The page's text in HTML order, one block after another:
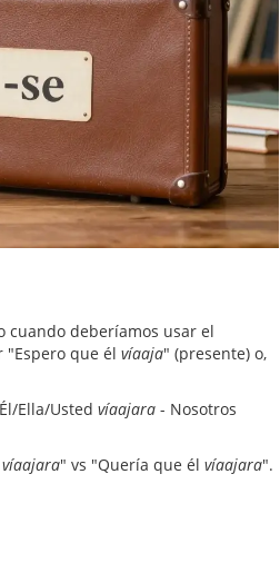
cuando deberíamos usar el
"Espero que él víaaja" (presente) o,
Ella/Usted víaajara - Nosotros
víaajara" vs "Quería que él víaajara".